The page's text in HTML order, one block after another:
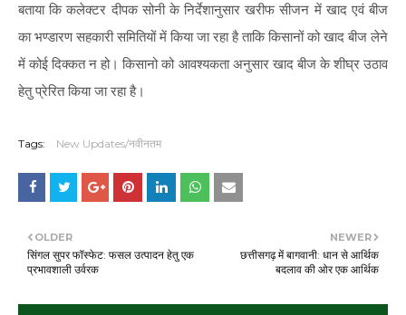
बताया कि कलेक्टर दीपक सोनी के निर्देशानुसार खरीफ सीजन में खाद एवं बीज
का भण्डारण सहकारी समितियों में किया जा रहा है ताकि किसानों को खाद बीज लेने
में कोई दिक्कत न हो। किसानो को आवश्यकता अनुसार खाद बीज के शीघ्र उठाव
हेतु प्रेरित किया जा रहा है।
Tags: New Updates/नवीनतम
NEWER
छत्तीसगढ़ में बागवानी: धान से आर्थिक
बदलाव की ओर एक आर्थिक
OLDER
सिंगल सुपर फॉस्फेट: फसल उत्पादन हेतु एक
प्रभावशाली उर्वरक